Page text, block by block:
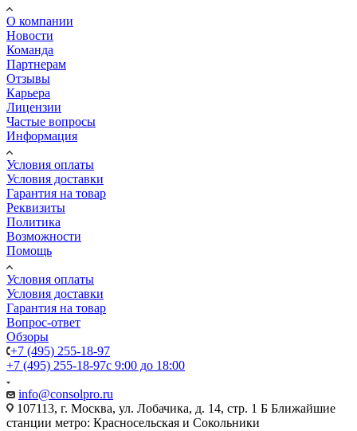
О компании
Новости
Команда
Партнерам
Отзывы
Карьера
Лицензии
Частые вопросы
Информация
Условия оплаты
Условия доставки
Гарантия на товар
Реквизиты
Политика
Возможности
Помощь
Условия оплаты
Условия доставки
Гарантия на товар
Вопрос-ответ
Обзоры
+7 (495) 255-18-97
+7 (495) 255-18-97с 9:00 до 18:00
info@consolpro.ru
107113, г. Москва, ул. Лобачика, д. 14, стр. 1 Б Ближайшие
станции метро: Красносельская и Сокольники